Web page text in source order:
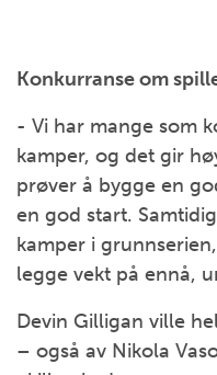
Konkurranse om
- Vi har mange som
kamper, og det gir
prøver å bygge en
en god start.
kamper i
legge vekt på ennå,
Devin Gilligan ville
– også av Nikola